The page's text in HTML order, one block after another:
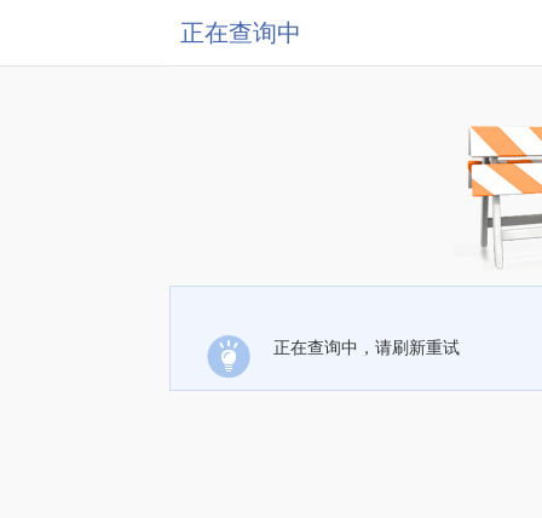
正在查询中
正在查询中，请刷新重试